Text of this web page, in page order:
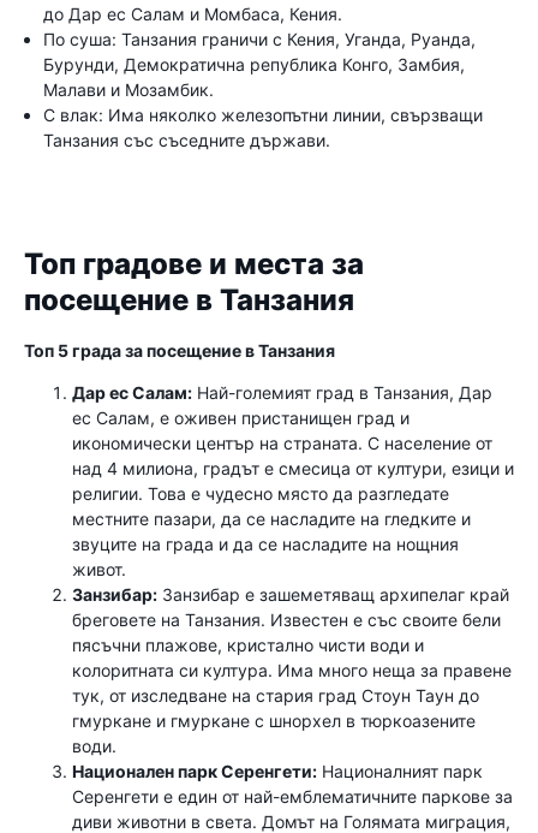
до Дар ес Салам и Момбаса, Кения.
По суша: Танзания граничи с Кения, Уганда, Руанда,
Бурунди, Демократична република Конго, Замбия,
Малави и Мозамбик.
С влак: Има няколко железопътни линии, свързващи
Танзания със съседните държави.
Топ градове и места за
посещение в Танзания
Топ 5 града за посещение в Танзания
Дар ес Салам: Най-големият град в Танзания, Дар
ес Салам, е оживен пристанищен град и
икономически център на страната. С население от
над 4 милиона, градът е смесица от култури, езици и
религии. Това е чудесно място да разгледате
местните пазари, да се насладите на гледките и
звуците на града и да се насладите на нощния
живот.
Занзибар: Занзибар е зашеметяващ архипелаг край
бреговете на Танзания. Известен е със своите бели
пясъчни плажове, кристално чисти води и
колоритната си култура. Има много неща за правене
тук, от изследване на стария град Стоун Таун до
гмуркане и гмуркане с шнорхел в тюркоазените
води.
Национален парк Серенгети: Националният парк
Серенгети е един от най-емблематичните паркове за
диви животни в света. Домът на Голямата миграция,